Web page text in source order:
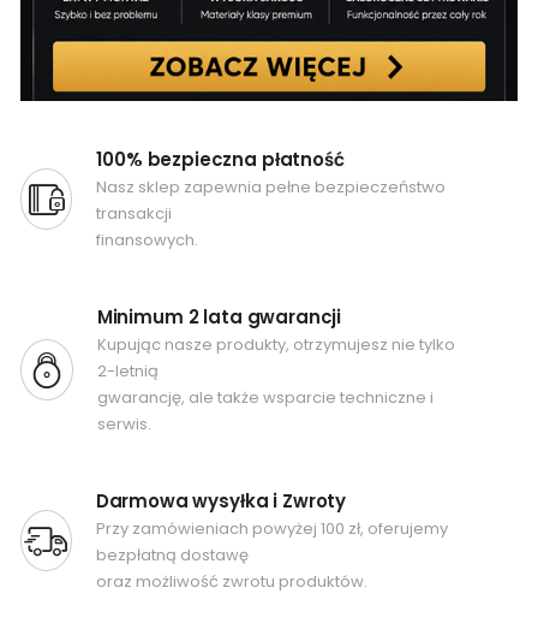
100% bezpieczna płatność
Nasz sklep zapewnia pełne bezpieczeństwo
transakcji
finansowych.
Minimum 2 lata gwarancji
Kupując nasze produkty, otrzymujesz nie tylko
2-letnią
gwarancję, ale także wsparcie techniczne i
serwis.
Darmowa wysyłka i Zwroty
Przy zamówieniach powyżej 100 zł, oferujemy
bezpłatną dostawę
oraz możliwość zwrotu produktów.